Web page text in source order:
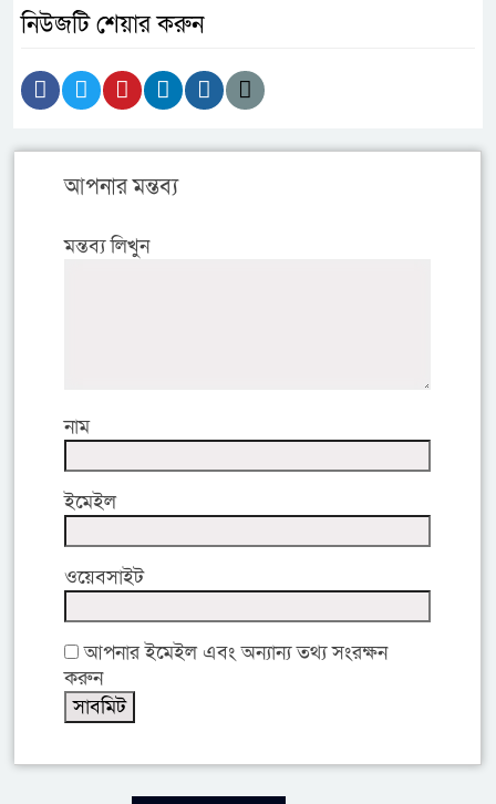
নিউজটি শেয়ার করুন
আপনার মন্তব্য
মন্তব্য লিখুন
নাম
ইমেইল
ওয়েবসাইট
আপনার ইমেইল এবং অন্যান্য তথ্য সংরক্ষন
করুন